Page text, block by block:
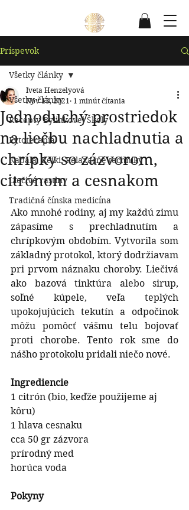
Príspevok
Všetky články
Recepty Bylinkovej Školy
Fytoterapia
Kabala, Reiki, Relaxačné techniky
Liečivé rastlny
Tradičná čínska medicína
Všetky články
Jednoduchý prostriedok
na liečbu nachladnutia a
chrípky so zázvorom,
citrónom a cesnakom
Iveta Henzelyová
Nov 13, 2021 1 minút čítania
Ako mnohé rodiny, aj my každú zimu
zápasíme s prechladnutím a
chrípkovým obdobím. Vytvorila som
základný protokol, ktorý dodržiavam
pri prvom náznaku choroby. Liečivá
ako bazová tinktúra alebo sirup,
soľné kúpele, veľa teplých
upokojujúcich tekutín a odpočinok
môžu pomôcť vášmu telu bojovať
proti chorobe. Tento rok sme do
nášho protokolu pridali niečo nové.
Ingrediencie
1 citrón (bio, keďže použijeme aj
kôru)
1 hlava cesnaku
cca 50 gr zázvora
prírodný med
horúca voda
Pokyny